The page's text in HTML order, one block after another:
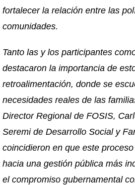
fortalecer la relación entre las
comunidades.
Tanto las y los participantes
destacaron la importancia de
retroalimentación, donde se
necesidades reales de las
Director Regional de FOSIS,
Seremi de Desarrollo Social y
coincidieron en que este
hacia una gestión pública más
el compromiso gubernamental